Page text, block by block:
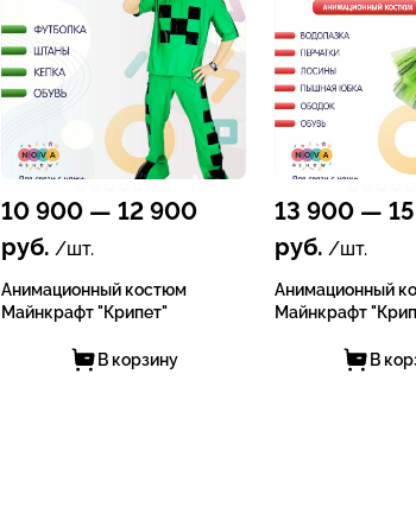
10 900— 12 900
руб. /шт.
Анимационный костюм
Майнкрафт "Крипет"
В корзину
13 900—
руб. /шт.
Анимационный
Майнкрафт
В